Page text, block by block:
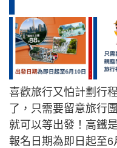
喜歡旅行又怕計劃行
了，只需要留意旅行
就可以等出發！高鐵
報名日期為即日起至6